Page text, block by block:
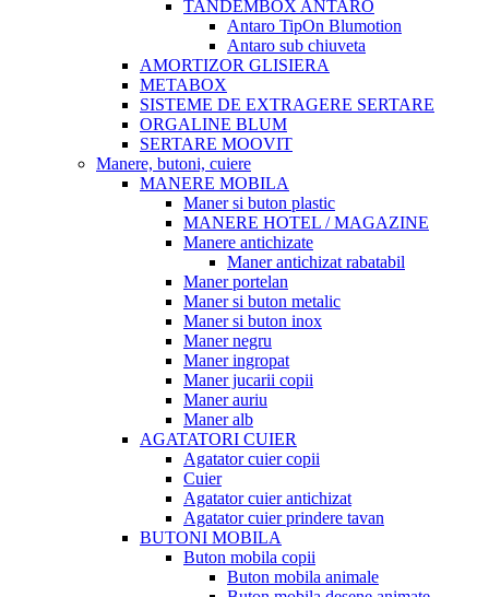
TANDEMBOX ANTARO
Antaro TipOn Blumotion
Antaro sub chiuveta
AMORTIZOR GLISIERA
METABOX
SISTEME DE EXTRAGERE SERTARE
ORGALINE BLUM
SERTARE MOOVIT
Manere, butoni, cuiere
MANERE MOBILA
Maner si buton plastic
MANERE HOTEL / MAGAZINE
Manere antichizate
Maner antichizat rabatabil
Maner portelan
Maner si buton metalic
Maner si buton inox
Maner negru
Maner ingropat
Maner jucarii copii
Maner auriu
Maner alb
AGATATORI CUIER
Agatator cuier copii
Cuier
Agatator cuier antichizat
Agatator cuier prindere tavan
BUTONI MOBILA
Buton mobila copii
Buton mobila animale